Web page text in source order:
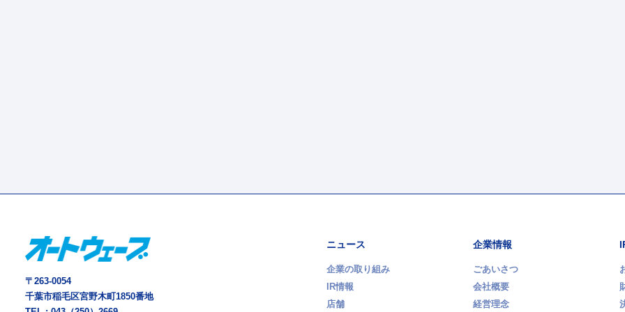
〒263-0054
千葉市稲毛区宮野木町1850番地
ニュース
企業の取り組み
IR情報
店舗
企業情報
ごあいさつ
会社概要
経営理念